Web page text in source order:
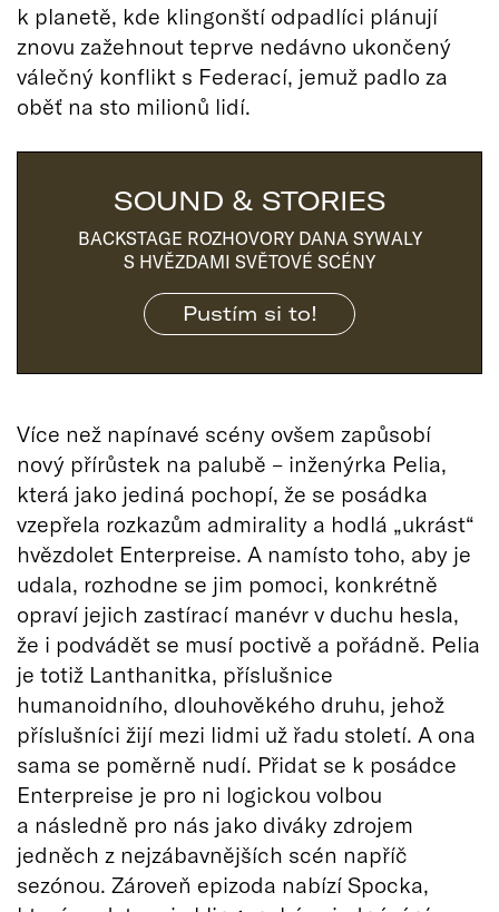
k planetě, kde klingonští odpadlíci plánují
znovu zažehnout teprve nedávno ukončený
válečný konflikt s Federací, jemuž padlo za
oběť na sto milionů lidí.
SOUND & STORIES
BACKSTAGE ROZHOVORY DANA SYWALY
S HVĚZDAMI SVĚTOVÉ SCÉNY
Pustím si to!
Více než napínavé scény ovšem zapůsobí
nový přírůstek na palubě – inženýrka Pelia,
která jako jediná pochopí, že se posádka
vzepřela rozkazům admirality a hodlá „ukrást“
hvězdolet Enterpreise. A namísto toho, aby je
udala, rozhodne se jim pomoci, konkrétně
opraví jejich zastírací manévr v duchu hesla,
že i podvádět se musí poctivě a pořádně. Pelia
je totiž Lanthanitka, příslušnice
humanoidního, dlouhověkého druhu, jehož
příslušníci žijí mezi lidmi už řadu století. A ona
sama se poměrně nudí. Přidat se k posádce
Enterpreise je pro ni logickou volbou
a následně pro nás jako diváky zdrojem
jedněch z nejzábavnějších scén napříč
sezónou. Zároveň epizoda nabízí Spocka,